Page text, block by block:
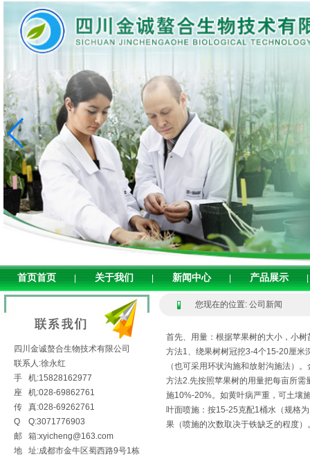
首页首页 关于我们 新闻中心 产品展示
四川金诚螯合生物技术有限公司
联系人:徐永红
手 机:15828162977
座 机:028-69862761
传 真:028-69262761
Q Q:3071776903
邮 箱:xyicheng@163.com
地 址:成都市金牛区蜀西路9号1栋
您现在的位置: 公司新闻
首先、用量：根据苹果树的大小，小
方法1、绕果树树冠挖3-4个15-20厘米
（也可采用环状沟施和放射沟施法）
方法2.先按照苹果树的用量把每亩所
施10%-20%。如黄叶病严重，可土壤
叶面喷施：按15-25克配1桶水（规格
果（喷施的次数取决于铁缺乏的程度